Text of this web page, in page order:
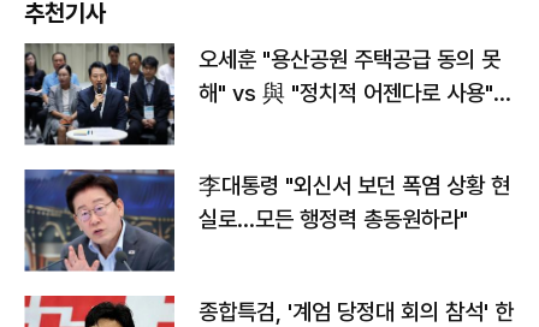
추천기사
오세훈 "용산공원 주택공급 동의 못
해" vs 與 "정치적 어젠다로 사용"
李대통령 "외신서 보던 폭염 상황 현
실로…모든 행정력 총동원하라"
종합특검, '계엄 당정대 회의 참석' 한